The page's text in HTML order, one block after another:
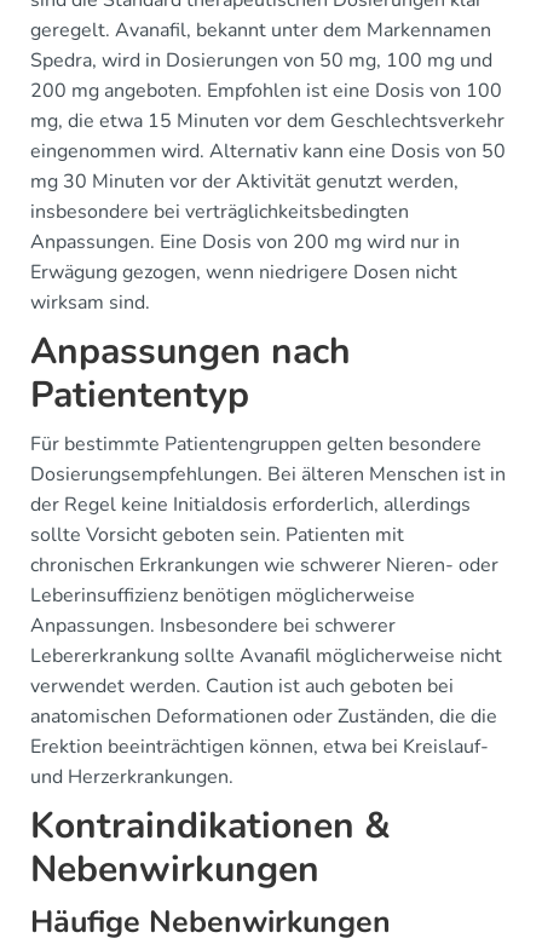
geregelt. Avanafil, bekannt unter dem Markennamen
Spedra, wird in Dosierungen von 50 mg, 100 mg und
200 mg angeboten. Empfohlen ist eine Dosis von 100
mg, die etwa 15 Minuten vor dem Geschlechtsverkehr
eingenommen wird. Alternativ kann eine Dosis von 50
mg 30 Minuten vor der Aktivität genutzt werden,
insbesondere bei verträglichkeitsbedingten
Anpassungen. Eine Dosis von 200 mg wird nur in
Erwägung gezogen, wenn niedrigere Dosen nicht
wirksam sind.
Anpassungen nach
Patiententyp
Für bestimmte Patientengruppen gelten besondere
Dosierungsempfehlungen. Bei älteren Menschen ist in
der Regel keine Initialdosis erforderlich, allerdings
sollte Vorsicht geboten sein. Patienten mit
chronischen Erkrankungen wie schwerer Nieren- oder
Leberinsuffizienz benötigen möglicherweise
Anpassungen. Insbesondere bei schwerer
Lebererkrankung sollte Avanafil möglicherweise nicht
verwendet werden. Caution ist auch geboten bei
anatomischen Deformationen oder Zuständen, die die
Erektion beeinträchtigen können, etwa bei Kreislauf-
und Herzerkrankungen.
Kontraindikationen &
Nebenwirkungen
Häufige Nebenwirkungen